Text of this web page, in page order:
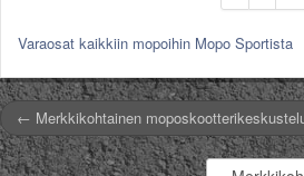
Varaosat kaikkiin mopoihin Mopo Sportista
← Merkkikohtainen